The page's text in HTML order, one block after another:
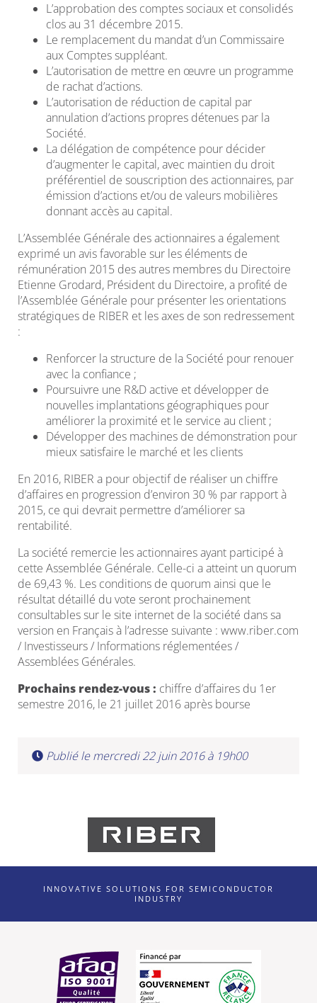
L’approbation des comptes sociaux et consolidés
clos au 31 décembre 2015.
Le remplacement du mandat d’un Commissaire
aux Comptes suppléant.
L’autorisation de mettre en œuvre un programme
de rachat d’actions.
L’autorisation de réduction de capital par
annulation d’actions propres détenues par la
Société.
La délégation de compétence pour décider
d’augmenter le capital, avec maintien du droit
préférentiel de souscription des actionnaires, par
émission d’actions et/ou de valeurs mobilières
donnant accès au capital.
L’Assemblée Générale des actionnaires a également
exprimé un avis favorable sur les éléments de
rémunération 2015 des autres membres du Directoire
Etienne Grodard, Président du Directoire, a profité de
l’Assemblée Générale pour présenter les orientations
stratégiques de RIBER et les axes de son redressement
:
Renforcer la structure de la Société pour renouer
avec la confiance ;
Poursuivre une R&D active et développer de
nouvelles implantations géographiques pour
améliorer la proximité et le service au client ;
Développer des machines de démonstration pour
mieux satisfaire le marché et les clients
En 2016, RIBER a pour objectif de réaliser un chiffre
d’affaires en progression d’environ 30 % par rapport à
2015, ce qui devrait permettre d’améliorer sa
rentabilité.
La société remercie les actionnaires ayant participé à
cette Assemblée Générale. Celle-ci a atteint un quorum
de 69,43 %. Les conditions de quorum ainsi que le
résultat détaillé du vote seront prochainement
consultables sur le site internet de la société dans sa
version en Français à l’adresse suivante : www.riber.com
/ Investisseurs / Informations réglementées /
Assemblées Générales.
Prochains rendez-vous : chiffre d’affaires du 1er
semestre 2016, le 21 juillet 2016 après bourse
Publié le mercredi 22 juin 2016 à 19h00
INNOVATIVE SOLUTIONS FOR SEMICONDUCTOR
INDUSTRY